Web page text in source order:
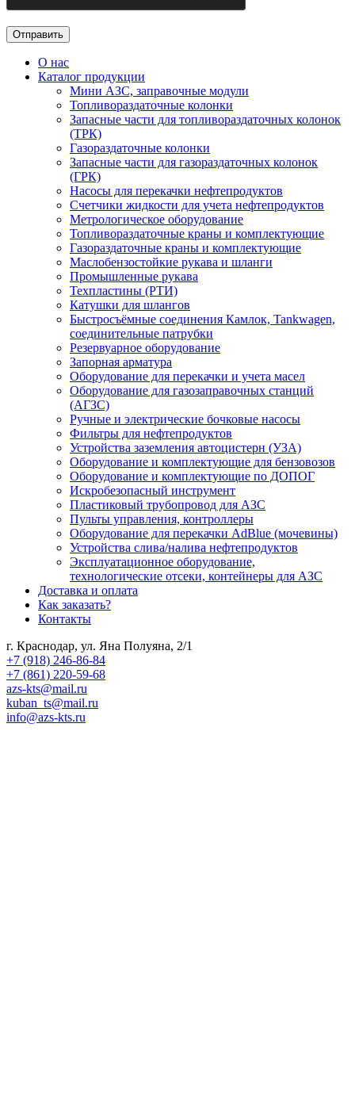
О нас
Каталог продукции
Мини АЗС, заправочные модули
Топливораздаточные колонки
Запасные части для топливораздаточных колонок
(ТРК)
Газораздаточные колонки
Запасные части для газораздаточных колонок
(ГРК)
Насосы для перекачки нефтепродуктов
Счетчики жидкости для учета нефтепродуктов
Метрологическое оборудование
Топливораздаточные краны и комплектующие
Газораздаточные краны и комплектующие
Маслобензостойкие рукава и шланги
Промышленные рукава
Техпластины (РТИ)
Катушки для шлангов
Быстросъёмные соединения Камлок, Tankwagen,
соединительные патрубки
Резервуарное оборудование
Запорная арматура
Оборудование для перекачки и учета масел
Оборудование для газозаправочных станций
(АГЗС)
Ручные и электрические бочковые насосы
Фильтры для нефтепродуктов
Устройства заземления автоцистерн (УЗА)
Оборудование и комплектующие для бензовозов
Оборудование и комплектующие по ДОПОГ
Искробезопасный инструмент
Пластиковый трубопровод для АЗС
Пульты управления, контроллеры
Оборудование для перекачки AdBlue (мочевины)
Устройства слива/налива нефтепродуктов
Эксплуатационное оборудование,
технологические отсеки, контейнеры для АЗС
Доставка и оплата
Как заказать?
Контакты
г. Краснодар, ул. Яна Полуяна, 2/1
+7 (918) 246-86-84
+7 (861) 220-59-68
azs-kts@mail.ru
kuban_ts@mail.ru
info@azs-kts.ru